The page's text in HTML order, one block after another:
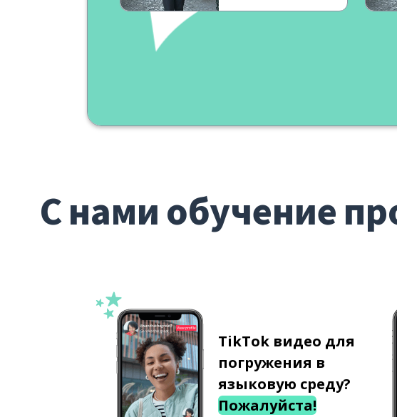
С нами обучение
TikTok видео для
погружения в
языковую среду?
Пожалуйста!